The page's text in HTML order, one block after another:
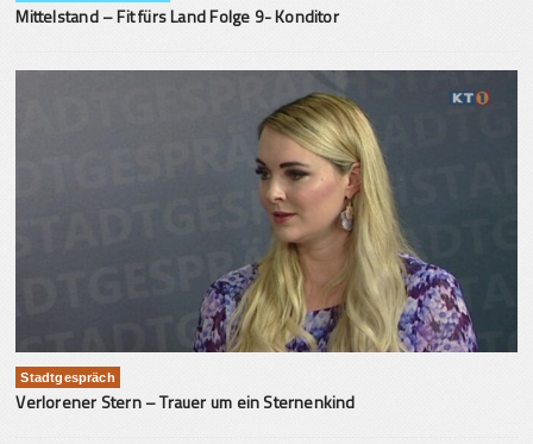
Mittelstand – Fit fürs Land Folge 9- Konditor
Stadtgespräch
Verlorener Stern – Trauer um ein Sternenkind